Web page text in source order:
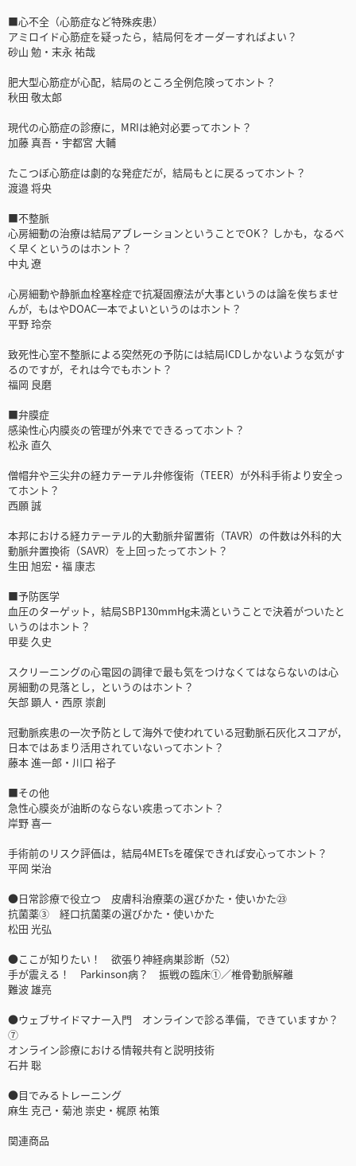
■心不全（心筋症など特殊疾患）
アミロイド心筋症を疑ったら，結局何をオーダーすればよい？
砂山 勉・末永 祐哉
肥大型心筋症が心配，結局のところ全例危険ってホント？
秋田 敬太郎
現代の心筋症の診療に，MRIは絶対必要ってホント？
加藤 真吾・宇都宮 大輔
たこつぼ心筋症は劇的な発症だが，結局もとに戻るってホント？
渡邉 将央
■不整脈
心房細動の治療は結局アブレーションということでOK？ しかも，なるべ
く早くというのはホント？
中丸 遼
心房細動や静脈血栓塞栓症で抗凝固療法が大事というのは論を俟ちませ
んが，もはやDOAC一本でよいというのはホント？
平野 玲奈
致死性心室不整脈による突然死の予防には結局ICDしかないような気がす
るのですが，それは今でもホント？
福岡 良磨
■弁膜症
感染性心内膜炎の管理が外来でできるってホント？
松永 直久
僧帽弁や三尖弁の経カテーテル弁修復術（TEER）が外科手術より安全っ
てホント？
西願 誠
本邦における経カテーテル的大動脈弁留置術（TAVR）の件数は外科的大
動脈弁置換術（SAVR）を上回ったってホント？
生田 旭宏・福 康志
■予防医学
血圧のターゲット，結局SBP130mmHg未満ということで決着がついたと
いうのはホント？
甲斐 久史
スクリーニングの心電図の調律で最も気をつけなくてはならないのは心
房細動の見落とし，というのはホント？
矢部 顕人・西原 崇創
冠動脈疾患の一次予防として海外で使われている冠動脈石灰化スコアが，
日本ではあまり活用されていないってホント？
藤本 進一郎・川口 裕子
■その他
急性心膜炎が油断のならない疾患ってホント？
岸野 喜一
手術前のリスク評価は，結局4METsを確保できれば安心ってホント？
平岡 栄治
●日常診療で役立つ 皮膚科治療薬の選びかた・使いかた㉓
抗菌薬③ 経口抗菌薬の選びかた・使いかた
松田 光弘
●ここが知りたい！ 欲張り神経病巣診断（52）
手が震える！ Parkinson病？ 振戦の臨床①／椎骨動脈解離
難波 雄亮
●ウェブサイドマナー入門 オンラインで診る準備，できていますか？
⑦
オンライン診療における情報共有と説明技術
石井 聡
●目でみるトレーニング
麻生 克己・菊池 崇史・梶原 祐策
関連商品